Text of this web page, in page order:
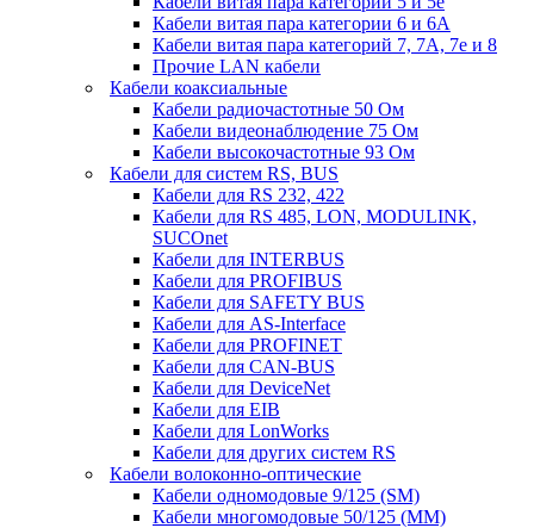
Кабели витая пара категории 6 и 6A
Кабели витая пара категорий 7, 7А, 7е и 8
Прочие LAN кабели
Кабели коаксиальные
Кабели радиочастотные 50 Ом
Кабели видеонаблюдение 75 Ом
Кабели высокочастотные 93 Ом
Кабели для систем RS, BUS
Кабели для RS 232, 422
Кабели для RS 485, LON, MODULINK,
SUCOnet
Кабели для INTERBUS
Кабели для PROFIBUS
Кабели для SAFETY BUS
Кабели для AS-Interface
Кабели для PROFINET
Кабели для CAN-BUS
Кабели для DeviceNet
Кабели для EIB
Кабели для LonWorks
Кабели для других систем RS
Кабели волоконно-оптические
Кабели одномодовые 9/125 (SM)
Кабели многомодовые 50/125 (ММ)